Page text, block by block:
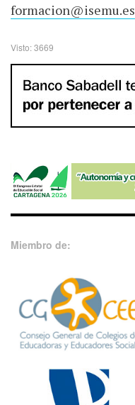
formacion@isemu.es
Visto: 3669
Miembro de: